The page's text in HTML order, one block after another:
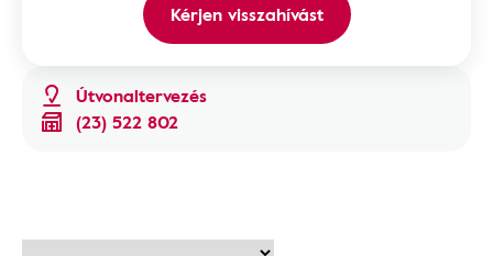
Útvonaltervezés
(23) 522 802
Kérjen visszahívást